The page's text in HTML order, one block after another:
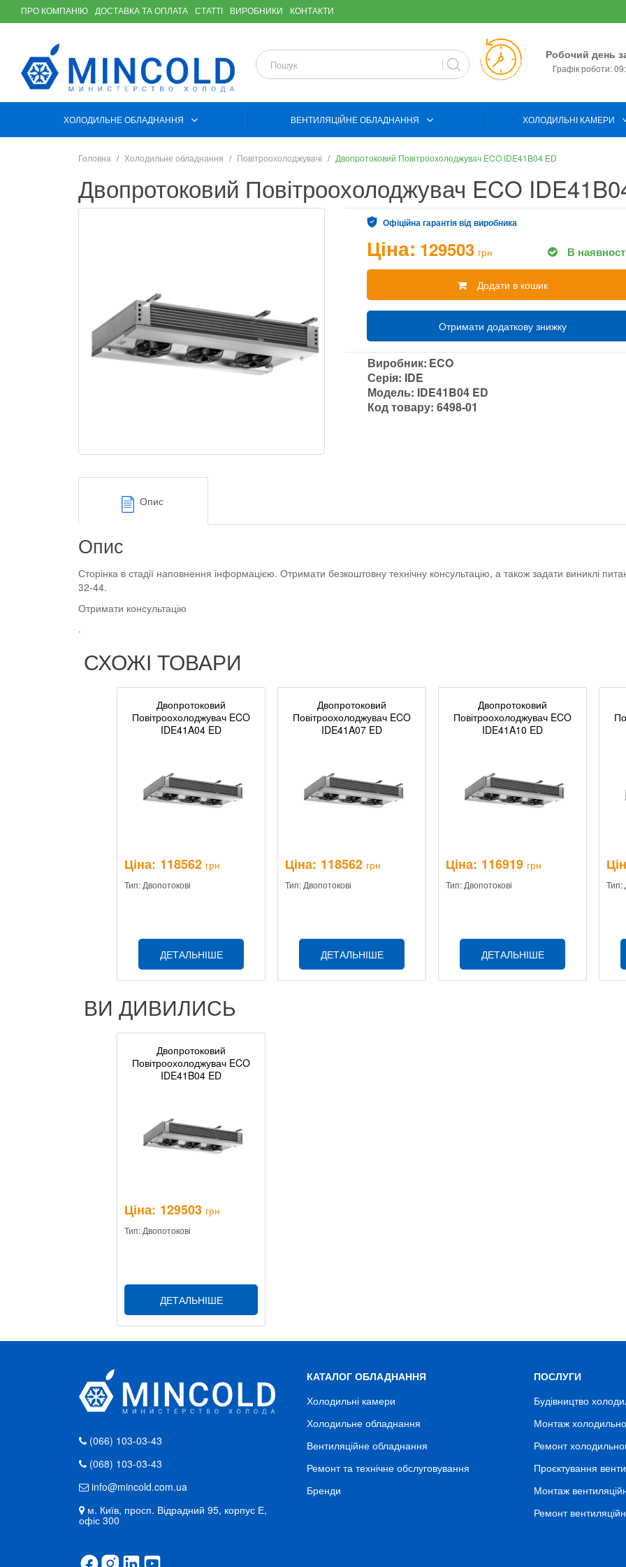
ПРО КОМПАНІЮ ДОСТАВКА ТА ОПЛАТА СТАТТІ ВИРОБНИКИ КОНТАКТИ
Робочий день
Графік роботи:
ХОЛОДИЛЬНЕ ОБЛАДНАННЯ ВЕНТИЛЯЦІЙНЕ ОБЛАДНАННЯ ХОЛОДИЛЬНІ КАМЕРИ
Головна Холодильне обладнання Повітроохолоджувачі Двопротоковий Повітроохолоджувач ECO IDE41B04 ED
Двопротоковий Повітроохолоджувач ECO
Офіційна гарантія від виробника
Ціна: 129503 грн В
Додати в кошик
Отримати додаткову знижку
Виробник: ECO
Серія: IDE
Модель: IDE41B04 ED
Код товару:6498-01
Опис
Опис
Сторінка в стадії наповнення інформацією. Отримати безкоштовну технічну консультацію, а також задати виниклі
32-44.
Отримати консультацію
.
СХОЖІ ТОВАРИ
Двопротоковий
Повітроохолоджувач ECO
IDE41A04 ED
Ціна: 118562 грн
Тип: Двопотокові
ДЕТАЛЬНІШЕ
Двопротоковий
Повітроохолоджувач ECO
IDE41A07 ED
Ціна: 118562 грн
Тип: Двопотокові
ДЕТАЛЬНІШЕ
Двопротоковий
Повітроохолоджувач ECO
IDE41A10 ED
Ціна: 116919 грн
Тип: Двопотокові
ДЕТАЛЬНІШЕ
Тип:
ВИ ДИВИЛИСЬ
Двопротоковий
Повітроохолоджувач ECO
IDE41B04 ED
Ціна: 129503 грн
Тип: Двопотокові
ДЕТАЛЬНІШЕ
(066) 103-03-43
(068) 103-03-43
info@mincold.com.ua
м. Київ, просп. Відрадний 95, корпус Е,
офіс 300
КАТАЛОГ ОБЛАДНАННЯ
Холодильні камери
Холодильне обладнання
Вентиляційне обладнання
Ремонт та технічне обслуговування
Бренди
ПОСЛУГИ
Будівництво
Монтаж
Ремонт
Проєктування
Монтаж
Ремонт